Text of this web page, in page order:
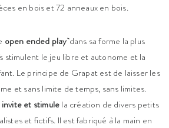
en bois et 72 anneaux en bois.
open ended playdans sa forme la plus
stimulent le jeu libre et autonome et la
Le principe de Grapat est de laisser les
et sans limite de temps, sans limites.
invite et stimulela création de divers petits
et fictifs. Il est fabriqué à la main en